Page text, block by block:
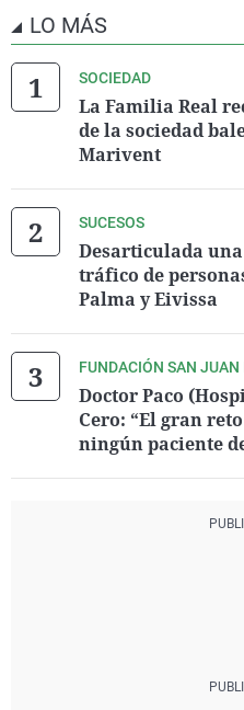
LO MÁS
SOCIEDAD
La Familia Real
de la sociedad
Marivent
SUCESOS
Desarticulada
tráfico de
Palma y Eivissa
FUNDACIÓN SAN
Doctor Paco
Cero: “El gran
ningún paciente